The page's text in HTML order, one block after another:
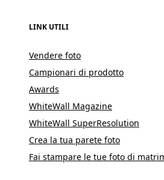
LINK UTILI
Vendere foto
Campionari di prodotto
Awards
WhiteWall Magazine
WhiteWall SuperResolution
Crea la tua parete foto
Fai stampare le tue foto di